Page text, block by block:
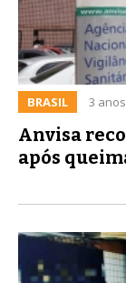
BRASIL 3
Anvisa
após